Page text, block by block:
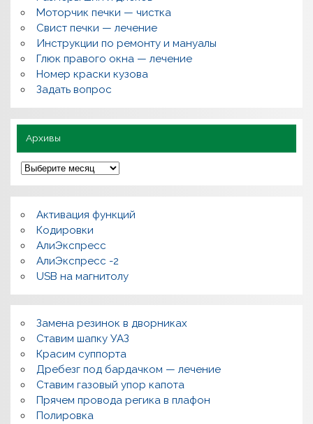
о
ы
,
о
л
з
н
Моторчик печки — чистка
Свист печки — лечение
Инструкции по ремонту и мануалы
Глюк правого окна — лечение
Номер краски кузова
Задать вопрос
Архивы
А
р
х
и
ы
Активация функций
Кодировки
АлиЭкспресс
АлиЭкспресс -2
USB на магнитолу
Замена резинок в дворниках
Ставим шапку УАЗ
Красим суппорта
Дребезг под бардачком — лечение
Ставим газовый упор капота
Прячем провода регика в плафон
Полировка